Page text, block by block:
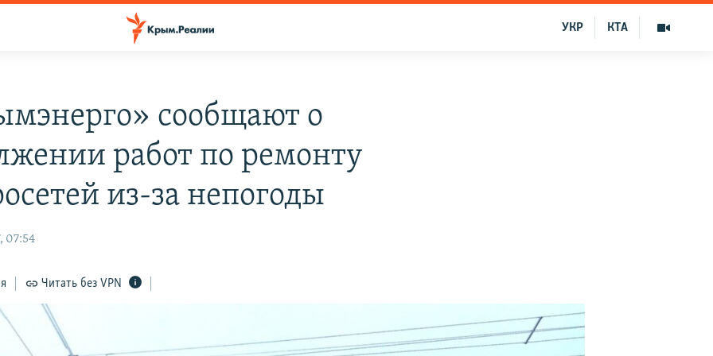
КТА
УКР
сообщают о
работ по ремонту
из-за непогоды
07:54
Читать без VPN